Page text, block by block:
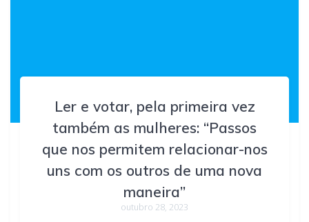
Ler e votar, pela primeira vez
também as mulheres: “Passos
que nos permitem relacionar-nos
uns com os outros de uma nova
maneira”
outubro 28, 2023